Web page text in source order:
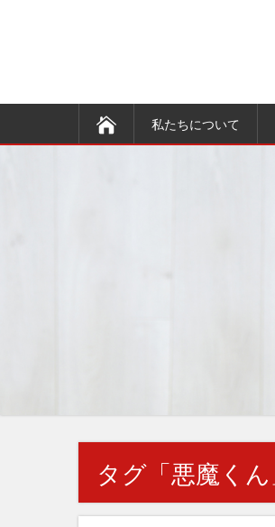
私たちについて
タグ「悪魔くん